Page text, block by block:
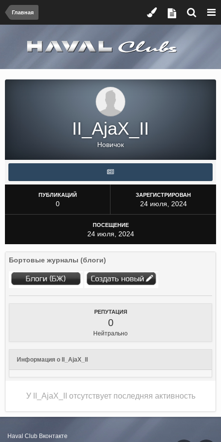
Главная
II_AjaX_II
Новичок
ПУБЛИКАЦИЙ
0
ЗАРЕГИСТРИРОВАН
24 июля, 2024
ПОСЕЩЕНИЕ
24 июля, 2024
Бортовые журналы (блоги)
РЕПУТАЦИЯ
0
Нейтрально
Информация о II_AjaX_II
У II_AjaX_II отсутствует последняя активность
Haval Club Вконтакте